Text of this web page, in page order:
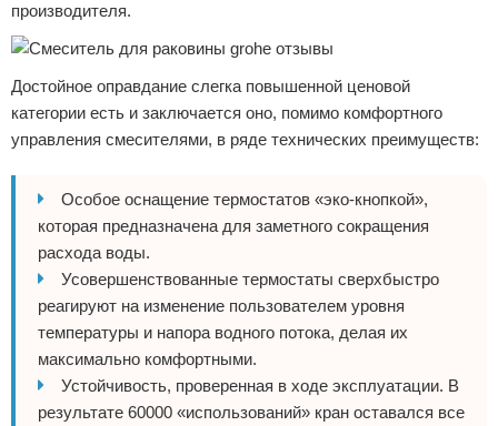
производителя.
Достойное оправдание слегка повышенной ценовой
категории есть и заключается оно, помимо комфортного
управления смесителями, в ряде технических преимуществ:
Особое оснащение термостатов «эко-кнопкой»,
которая предназначена для заметного сокращения
расхода воды.
Усовершенствованные термостаты сверхбыстро
реагируют на изменение пользователем уровня
температуры и напора водного потока, делая их
максимально комфортными.
Устойчивость, проверенная в ходе эксплуатации. В
результате 60000 «использований» кран оставался все